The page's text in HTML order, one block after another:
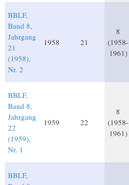
BBLF,
Band 8,
Jahrgang
21
(1958),
Nr. 2
1958 21
8
(1958-
1961)
BBLF,
Band 8,
Jahrgang
22
(1959),
Nr. 1
1959 22
8
(1958-
1961)
BBLF,